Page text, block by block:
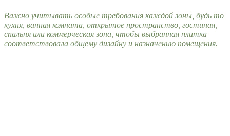
Важно учитывать особые требования каждой зоны, будь то
кухня, ванная комната, открытое пространство, гостиная,
спальня или коммерческая зона, чтобы выбранная плитка
соответствовала общему дизайну и назначению помещения.